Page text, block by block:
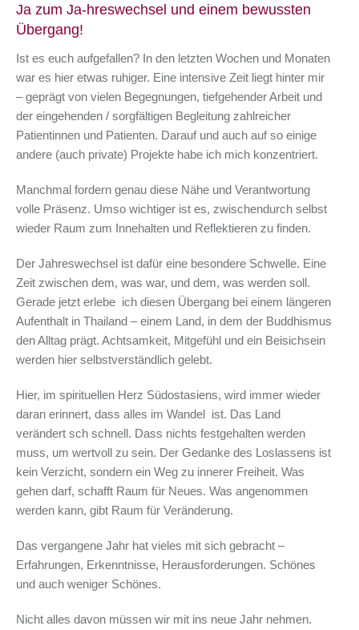
Ja zum Ja-hreswechsel und einem bewussten
Übergang!
Ist es euch aufgefallen? In den letzten Wochen und Monaten
war es hier etwas ruhiger. Eine intensive Zeit liegt hinter mir
– geprägt von vielen Begegnungen, tiefgehender Arbeit und
der eingehenden / sorgfältigen Begleitung zahlreicher
Patientinnen und Patienten. Darauf und auch auf so einige
andere (auch private) Projekte habe ich mich konzentriert.
Manchmal fordern genau diese Nähe und Verantwortung
volle Präsenz. Umso wichtiger ist es, zwischendurch selbst
wieder Raum zum Innehalten und Reflektieren zu finden.
Der Jahreswechsel ist dafür eine besondere Schwelle. Eine
Zeit zwischen dem, was war, und dem, was werden soll.
Gerade jetzt erlebe ich diesen Übergang bei einem längeren
Aufenthalt in Thailand – einem Land, in dem der Buddhismus
den Alltag prägt. Achtsamkeit, Mitgefühl und ein Beisichsein
werden hier selbstverständlich gelebt.
Hier, im spirituellen Herz Südostasiens, wird immer wieder
daran erinnert, dass alles im Wandel ist. Das Land
verändert sch schnell. Dass nichts festgehalten werden
muss, um wertvoll zu sein. Der Gedanke des Loslassens ist
kein Verzicht, sondern ein Weg zu innerer Freiheit. Was
gehen darf, schafft Raum für Neues. Was angenommen
werden kann, gibt Raum für Veränderung.
Das vergangene Jahr hat vieles mit sich gebracht –
Erfahrungen, Erkenntnisse, Herausforderungen. Schönes
und auch weniger Schönes.
Nicht alles davon müssen wir mit ins neue Jahr nehmen.